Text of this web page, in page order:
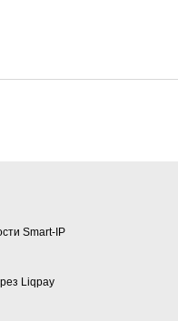
Smart-IP